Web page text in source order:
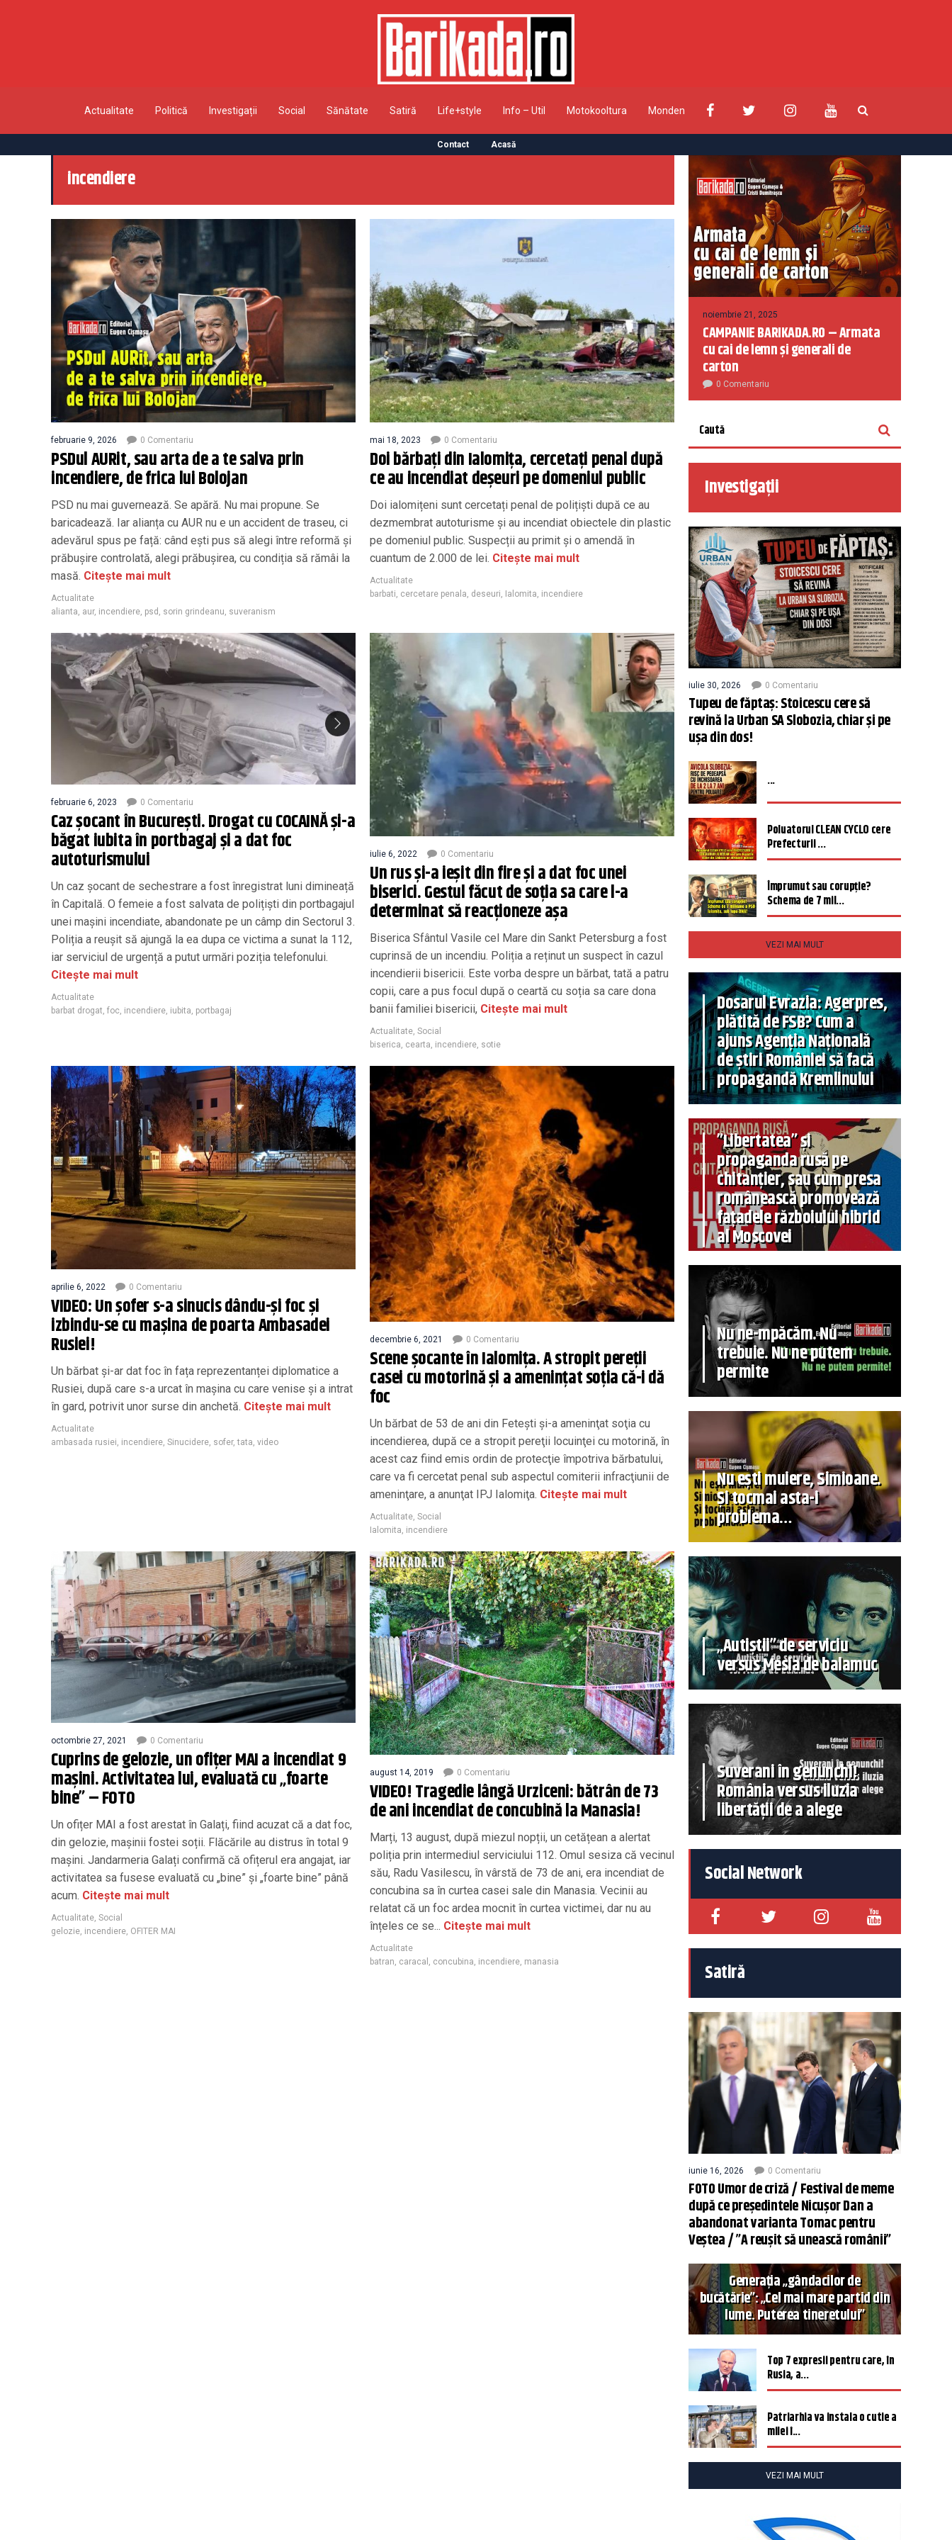
Actualitate Politică Investigații Social Sănătate Satiră Life+style Info – Util Motokooltura Monden
Contact Acasă
incendiere
februarie 9, 2026 0 Comentariu
PSDul AURit, sau arta de a te salva prin
incendiere, de frica lui Bolojan
PSD nu mai guvernează. Se apără. Nu mai propune. Se
baricadează. Iar alianța cu AUR nu e un accident de traseu, ci
adevărul spus pe față: când ești pus să alegi între reformă și
prăbușire controlată, alegi prăbușirea, cu condiția să rămâi la
masă. Citește mai mult
Actualitate
alianta aur, incendiere psd sorin grindeanu suveranism
mai 18, 2023 0 Comentariu
Doi bărbați din Ialomița, cercetați penal după
ce au incendiat deșeuri pe domeniul public
Doi ialomițeni sunt cercetați penal de polițiști după ce au
dezmembrat autoturisme și au incendiat obiectele din plastic
pe domeniul public. Suspecții au primit și o amendă în
cuantum de 2.000 de lei. Citește mai mult
Actualitate
barbati cercetare penala deseuri Ialomita incendiere
februarie 6, 2023 0 Comentariu
Caz șocant în București. Drogat cu COCAINĂ și-a
băgat iubita în portbagaj și a dat foc
autoturismului
Un caz șocant de sechestrare a fost înregistrat luni dimineață
în Capitală. O femeie a fost salvata de polițiști din portbagajul
unei mașini incendiate, abandonate pe un câmp din Sectorul 3.
Poliția a reușit să ajungă la ea dupa ce victima a sunat la 112,
iar serviciul de urgență a putut urmări poziția telefonului.
Citește mai mult
Actualitate
barbat drogat, foc, incendiere, iubita, portbagaj
iulie 6, 2022 0 Comentariu
Un rus și-a ieșit din fire și a dat foc unei
biserici. Gestul făcut de soția sa care l-a
determinat să reacționeze așa
Biserica Sfântul Vasile cel Mare din Sankt Petersburg a fost
cuprinsă de un incendiu. Poliția a reținut un suspect în cazul
incendierii bisericii. Este vorba despre un bărbat, tată a patru
copii, care a pus focul după o ceartă cu soția sa care dona
banii familiei bisericii, Citește mai mult
Actualitate Social
biserica cearta incendiere sotie
aprilie 6, 2022 0 Comentariu
VIDEO: Un șofer s-a sinucis dându-și foc și
izbindu-se cu mașina de poarta Ambasadei
Rusiei!
Un bărbat și-ar dat foc în fața reprezentanței diplomatice a
Rusiei, după care s-a urcat în mașina cu care venise și a intrat
în gard, potrivit unor surse din anchetă. Citește mai mult
Actualitate
ambasada rusiei incendiere Sinucidere sofer,tata video
decembrie 6, 2021 0 Comentariu
Scene șocante în Ialomița. A stropit pereții
casei cu motorină şi a ameninţat soţia că-i dă
foc
Un bărbat de 53 de ani din Feteşti şi-a ameninţat soţia cu
incendierea, după ce a stropit pereţii locuinţei cu motorină, în
acest caz fiind emis ordin de protecţie împotriva bărbatului,
care va fi cercetat penal sub aspectul comiterii infracţiunii de
ameninţare, a anunţat IPJ Ialomiţa. Citește mai mult
Actualitate Social
Ialomita incendiere
octombrie 27, 2021 0 Comentariu
Cuprins de gelozie, un ofiţer MAI a incendiat 9
mașini. Activitatea lui, evaluată cu „foarte
bine” – FOTO
Un ofițer MAI a fost arestat în Galați, fiind acuzat că a dat foc,
din gelozie, mașinii fostei soții. Flăcările au distrus în total 9
mașini. Jandarmeria Galați confirmă că ofițerul era angajat, iar
activitatea sa fusese evaluată cu „bine” și „foarte bine” până
acum. Citește mai mult
Actualitate, Social
gelozie, incendiere, OFITER MAI
august 14, 2019 0 Comentariu
VIDEO! Tragedie lângă Urziceni: bătrân de 73
de ani incendiat de concubină la Manasia!
Marți, 13 august, după miezul nopții, un cetățean a alertat
poliția prin intermediul serviciului 112. Omul sesiza că vecinul
său, Radu Vasilescu, în vârstă de 73 de ani, era incendiat de
concubina sa în curtea casei sale din Manasia. Vecinii au
relatat că un foc ardea mocnit în curtea victimei, dar nu au
înțeles ce se... Citește mai mult
Actualitate
batran caracal concubina incendiere manasia
noiembrie 21, 2025
CAMPANIE BARIKADA.RO – Armata
cu cai de lemn și generali de
carton
0 Comentariu
Investigații
iulie 30, 2026 0 Comentariu
Tupeu de făptaș: Stoicescu cere să
revină la Urban SA Slobozia, chiar și pe
ușa din dos!
...
Poluatorul CLEAN CYCLO cere
Prefecturii ...
Împrumut sau corupție?
Schema de 7 mil...
VEZI MAI MULT
Dosarul Evrazia: Agerpres,
plătită de FSB? Cum a
ajuns Agenția Națională
de știri României să facă
propagandă Kremlinului
”Libertatea” și
propaganda rusă pe
chitanțier, sau cum presa
românească promovează
fațadele războiului hibrid
al Moscovei
Nu ne-mpăcăm. Nu
trebuie. Nu ne putem
permite
Nu ești muiere, Simioane.
Și tocmai asta-i
problema…
„Autiștii” de serviciu
versus Mesia de balamuc
Suverani în genunchi!
România versus iluzia
libertății de a alege
Social Network
Satiră
iunie 16, 2026 0 Comentariu
FOTO Umor de criză / Festival de meme
după ce președintele Nicușor Dan a
abandonat varianta Tomac pentru
Veștea / ”A reușit să unească românii”
Generația „gândacilor de
bucătărie”: „Cel mai mare partid din
lume. Puterea tineretului”
Top 7 expresii pentru care, în
Rusia, a...
Patriarhia va instala o cutie a
milei î...
VEZI MAI MULT